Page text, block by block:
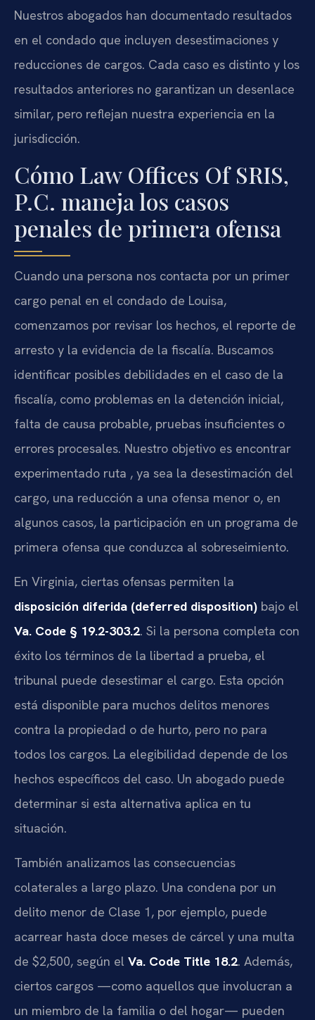
Nuestros abogados han documentado resultados
en el condado que incluyen desestimaciones y
reducciones de cargos. Cada caso es distinto y los
resultados anteriores no garantizan un desenlace
similar, pero reflejan nuestra experiencia en la
jurisdicción.
Cómo Law Offices Of SRIS,
P.C. maneja los casos
penales de primera ofensa
Cuando una persona nos contacta por un primer
cargo penal en el condado de Louisa,
comenzamos por revisar los hechos, el reporte de
arresto y la evidencia de la fiscalía. Buscamos
identificar posibles debilidades en el caso de la
fiscalía, como problemas en la detención inicial,
falta de causa probable, pruebas insuficientes o
errores procesales. Nuestro objetivo es encontrar
experimentado ruta , ya sea la desestimación del
cargo, una reducción a una ofensa menor o, en
algunos casos, la participación en un programa de
primera ofensa que conduzca al sobreseimiento.
En Virginia, ciertas ofensas permiten la
disposición diferida (deferred disposition) bajo el
Va. Code § 19.2-303.2. Si la persona completa con
éxito los términos de la libertad a prueba, el
tribunal puede desestimar el cargo. Esta opción
está disponible para muchos delitos menores
contra la propiedad o de hurto, pero no para
todos los cargos. La elegibilidad depende de los
hechos específicos del caso. Un abogado puede
determinar si esta alternativa aplica en tu
situación.
También analizamos las consecuencias
colaterales a largo plazo. Una condena por un
delito menor de Clase 1, por ejemplo, puede
acarrear hasta doce meses de cárcel y una multa
de $2,500, según el Va. Code Title 18.2. Además,
ciertos cargos —como aquellos que involucran a
un miembro de la familia o del hogar— pueden